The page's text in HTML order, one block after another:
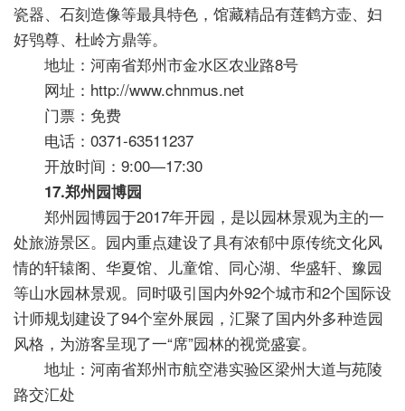
瓷器、石刻造像等最具特色，馆藏精品有莲鹤方壶、妇
好鸮尊、杜岭方鼎等。
地址：河南省郑州市金水区农业路8号
网址：http://www.chnmus.net
门票：免费
电话：0371-63511237
开放时间：9:00—17:30
17.郑州园博园
郑州园博园于2017年开园，是以园林景观为主的一
处旅游景区。园内重点建设了具有浓郁中原传统文化风
情的轩辕阁、华夏馆、儿童馆、同心湖、华盛轩、豫园
等山水园林景观。同时吸引国内外92个城市和2个国际设
计师规划建设了94个室外展园，汇聚了国内外多种造园
风格，为游客呈现了一“席”园林的视觉盛宴。
地址：河南省郑州市航空港实验区梁州大道与苑陵
路交汇处